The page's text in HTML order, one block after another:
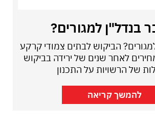
בנדל"ן למגורים?
הביקוש לבתים צמודי קרקע
לאחר שנים של ירידה בביקוש
של הרשויות על התכנון
להמשך קריאה